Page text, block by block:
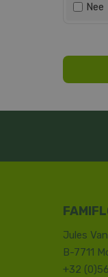
Nee
Jules
B-7711
+32